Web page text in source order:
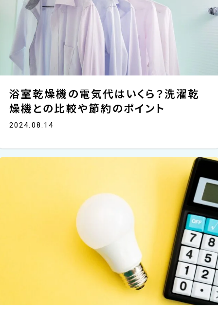
浴室乾燥機の電気代はいくら？洗濯乾
燥機との比較や節約のポイント
2024.08.14